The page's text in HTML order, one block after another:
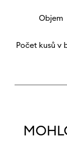
Objem
Počet kusů v